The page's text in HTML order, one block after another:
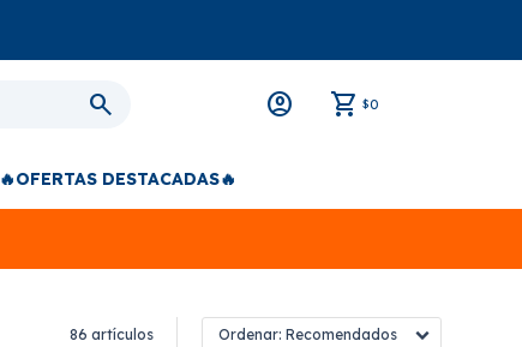
$0
🔥OFERTAS DESTACADAS🔥
86 artículos Recomendados